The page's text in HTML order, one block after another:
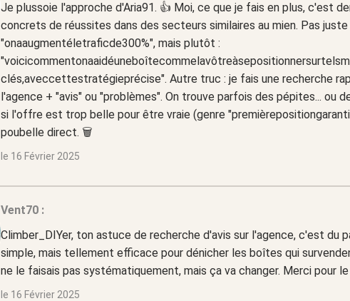
Je plussoie l'approche d'Aria91. 👍 Moi, ce que je fais en plus, c'est
concrets de réussites dans des secteurs similaires au mien. Pas juste
"onaaugmentéletraficde300%", mais plutôt :
clés,aveccettestratégieprécise". Autre truc : je fais une recherche
l'agence + "avis" ou "problèmes". On trouve parfois des pépites... ou
si l'offre est trop belle pour être vraie (genre
poubelle direct. 🗑️
le 16 Février 2025
Vent70 :
Climber_DIYer, ton astuce de recherche d'avis sur l'agence, c'est du
simple, mais tellement efficace pour dénicher les boîtes qui
ne le faisais pas systématiquement, mais ça va changer. Merci pour
le 16 Février 2025